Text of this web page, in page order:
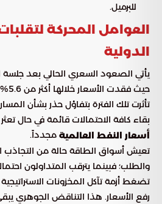
للبرميل.
العوامل المحركة
الدولية
يأتي الصعود السعري الحالي بعد جلسة
حيث
تأثرت تلك الفترة بتفاؤل حذر بشأن
بقاء كافة الاحتمالات قائمة في حال
أسعار النفط العالمية مجدداً.
تعيش أسواق الطاقة حالة من التجاذب
والطلب؛ فبينما يترقب المتداولون
تضغط أزمة تآكل المخزونات الاستراتيجية
رفع الأسعار. هذا التناقض الجوهري